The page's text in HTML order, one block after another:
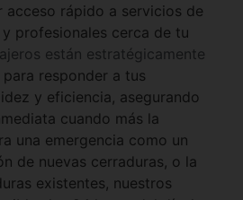
acceso rápido a servicios de
profesionales cerca de tu
están estratégicamente
para responder a tus
y eficiencia, asegurando
cuando más la
una emergencia como un
de nuevas cerraduras, o la
existentes, nuestros